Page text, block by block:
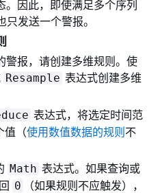
。因此，即使满足多个序列
发送一个警报。
警报，请创建多维规则。使
Resample 表达式创建多维
表达式，将选定时间范
值（使用数值数据的规则 不
Math 表达式。如果查询或
0
（如果规则不应触发），